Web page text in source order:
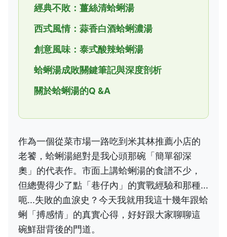
經典不敗：薑絲清蛤蜊湯
西式風情：蒜香白酒蛤蜊濃湯
創意風味：泰式酸辣蛤蜊湯
蛤蜊湯成敗關鍵筆記與深度剖析
關於蛤蜊湯的Q &A
作為一個從菜市場一路吃到米其林推薦小店的
老饕，蛤蜊湯絕對是我心頭那碗「簡單卻深
奧」的代表作。市面上講蛤蜊湯的食譜不少，
但總覺得少了點「巷仔內」的實戰經驗和那種...
呃...失敗的血淚史？今天我就用我這十幾年跟蛤
蜊「搏感情」的真實心得，好好跟大家聊聊這
碗鮮甜背後的門道。